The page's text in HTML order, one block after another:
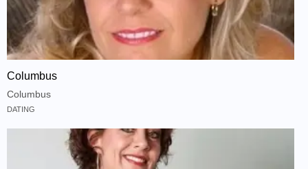
Columbus
Columbus
DATING